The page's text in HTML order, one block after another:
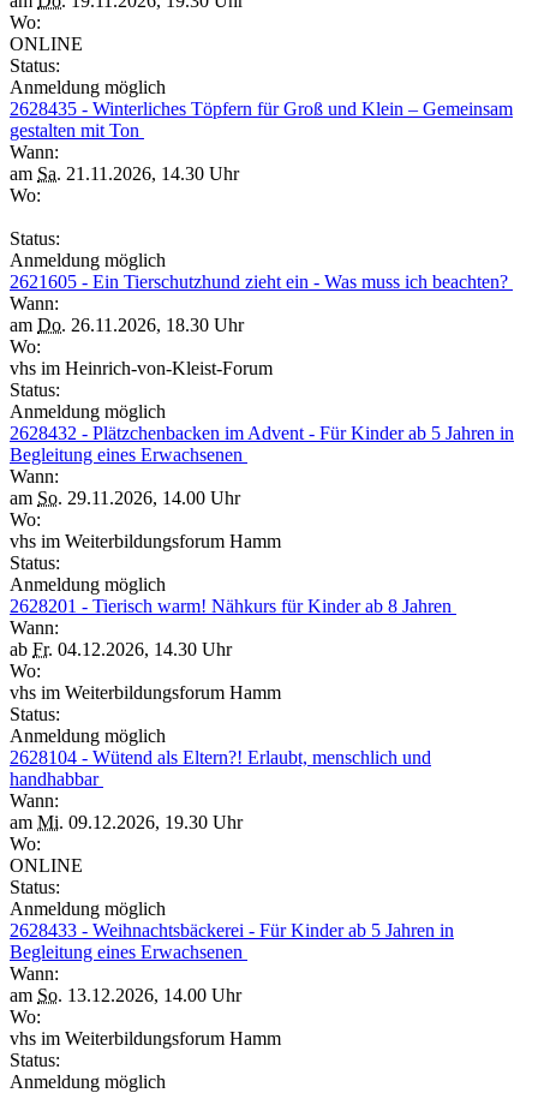
Wo:
ONLINE
Status:
Anmeldung möglich
2628435 - Winterliches Töpfern für Groß und Klein – Gemeinsam
gestalten mit Ton
Wann:
am Sa. 21.11.2026, 14.30 Uhr
Wo:
Status:
Anmeldung möglich
2621605 - Ein Tierschutzhund zieht ein - Was muss ich beachten?
Wann:
am Do. 26.11.2026, 18.30 Uhr
Wo:
vhs im Heinrich-von-Kleist-Forum
Status:
Anmeldung möglich
2628432 - Plätzchenbacken im Advent - Für Kinder ab 5 Jahren in
Begleitung eines Erwachsenen
Wann:
am So. 29.11.2026, 14.00 Uhr
Wo:
vhs im Weiterbildungsforum Hamm
Status:
Anmeldung möglich
2628201 - Tierisch warm! Nähkurs für Kinder ab 8 Jahren
Wann:
ab Fr. 04.12.2026, 14.30 Uhr
Wo:
vhs im Weiterbildungsforum Hamm
Status:
Anmeldung möglich
2628104 - Wütend als Eltern?! Erlaubt, menschlich und
handhabbar
Wann:
am Mi. 09.12.2026, 19.30 Uhr
Wo:
ONLINE
Status:
Anmeldung möglich
2628433 - Weihnachtsbäckerei - Für Kinder ab 5 Jahren in
Begleitung eines Erwachsenen
Wann:
am So. 13.12.2026, 14.00 Uhr
Wo:
vhs im Weiterbildungsforum Hamm
Status:
Anmeldung möglich